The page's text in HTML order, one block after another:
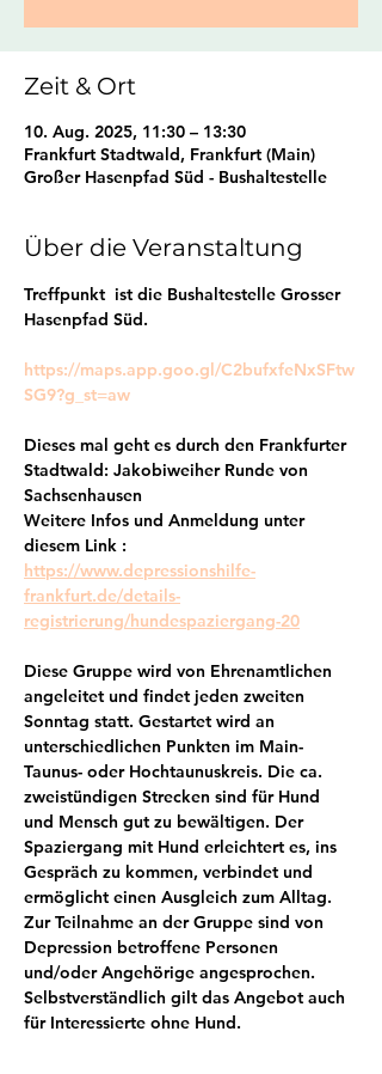
Zeit & Ort
10. Aug. 2025, 11:30 – 13:30
Frankfurt Stadtwald, Frankfurt (Main)
Großer Hasenpfad Süd - Bushaltestelle
Über die Veranstaltung
Treffpunkt  ist die Bushaltestelle Grosser
Hasenpfad Süd.
https://maps.app.goo.gl/C2bufxfeNxSFtw
SG9?g_st=aw
Dieses mal geht es durch den Frankfurter
Stadtwald: Jakobiweiher Runde von
Sachsenhausen
Weitere Infos und Anmeldung unter
diesem Link :
https://www.depressionshilfe-
frankfurt.de/details-
registrierung/hundespaziergang-20
Diese Gruppe wird von Ehrenamtlichen
angeleitet und findet jeden zweiten
Sonntag statt. Gestartet wird an
unterschiedlichen Punkten im Main-
Taunus- oder Hochtaunuskreis. Die ca.
zweistündigen Strecken sind für Hund
und Mensch gut zu bewältigen. Der
Spaziergang mit Hund erleichtert es, ins
Gespräch zu kommen, verbindet und
ermöglicht einen Ausgleich zum Alltag.
Zur Teilnahme an der Gruppe sind von
Depression betroffene Personen
und/oder Angehörige angesprochen.
Selbstverständlich gilt das Angebot auch
für Interessierte ohne Hund.